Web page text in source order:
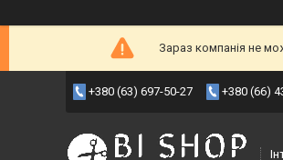
Зараз компанія не
+380 (63) 697-50-27 +380 (66)